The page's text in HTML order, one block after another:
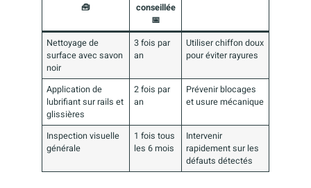
🧰
conseillée
📅
Nettoyage de
surface avec savon
noir
3 fois par
an
Utiliser chiffon doux
pour éviter rayures
Application de
lubrifiant sur rails et
glissières
2 fois par
an
Prévenir blocages
et usure mécanique
Inspection visuelle
générale
1 fois tous
les 6 mois
Intervenir
rapidement sur les
défauts détectés